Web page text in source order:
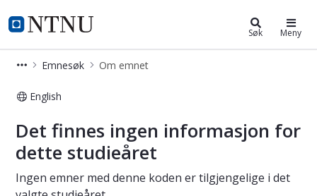
NTNU Hjemmeside
Studier Søk Meny
Emnesøk Om emnet
English
Om emnet
Det finnes ingen informasjon for
dette studieåret
Ingen emner med denne koden er tilgjengelige i det